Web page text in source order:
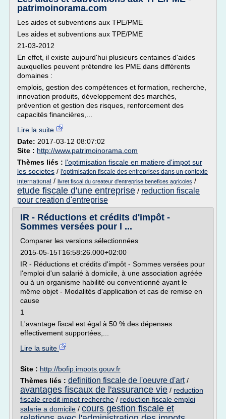
patrimoinorama.com
Les aides et subventions aux TPE/PME
Les aides et subventions aux TPE/PME
21-03-2012
En effet, il existe aujourd'hui plusieurs centaines d'aides
auxquelles peuvent prétendre les PME dans différents
domaines :
emplois, gestion des compétences et formation, recherche,
innovation produits, développement des marchés,
prévention et gestion des risques, renforcement des
capacités financières,...
Lire la suite
Date: 2017-03-12 08:07:02
Site : http://www.patrimoinorama.com
Thèmes liés : l'optimisation fiscale en matiere d'impot sur
les societes / l'optimisation fiscale des entreprises dans un contexte
international / livret fiscal du createur d'entreprise benefices agricoles /
etude fiscale d'une entreprise / reduction fiscale
pour creation d'entreprise
IR - Réductions et crédits d'impôt -
Sommes versées pour l ...
Comparer les versions sélectionnées
2015-05-15T16:58:26.000+02:00
IR - Réductions et crédits d'impôt - Sommes versées pour
l'emploi d'un salarié à domicile, à une association agréée
ou à un organisme habilité ou conventionné ayant le
même objet - Modalités d'application et cas de remise en
cause
1
L'avantage fiscal est égal à 50 % des dépenses
effectivement supportées,...
Lire la suite
Site : http://bofip.impots.gouv.fr
Thèmes liés : definition fiscale de l'oeuvre d'art/
avantages fiscaux de l'assurance vie / reduction
fiscale credit impot recherche / reduction fiscale emploi
salarie a domicile / cours gestion fiscale et